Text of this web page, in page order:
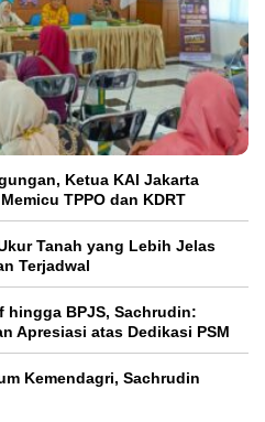
Ketua KAI Jakarta
TPPO dan KDRT
Tanah yang Lebih Jelas
Terjadwal
hingga BPJS, Sachrudin:
Apresiasi atas Dedikasi PSM
Kemendagri, Sachrudin